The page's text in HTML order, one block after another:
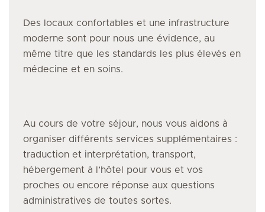
Des locaux confortables et une infrastructure
moderne sont pour nous une évidence, au
même titre que les standards les plus élevés en
médecine et en soins.
Au cours de votre séjour, nous vous aidons à
organiser différents services supplémentaires :
traduction et interprétation, transport,
hébergement à l’hôtel pour vous et vos
proches ou encore réponse aux questions
administratives de toutes sortes.